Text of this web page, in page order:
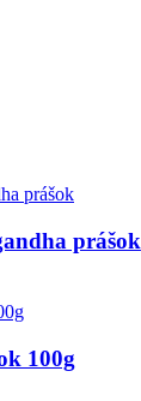
prášok
100g